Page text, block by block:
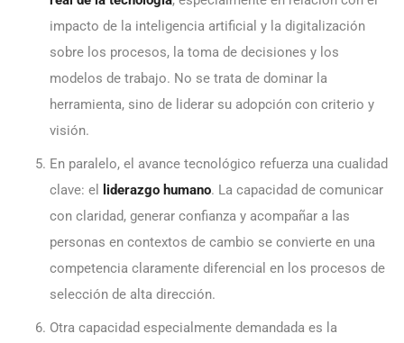
impacto de la inteligencia artificial y la digitalización
sobre los procesos, la toma de decisiones y los
modelos de trabajo. No se trata de dominar la
herramienta, sino de liderar su adopción con criterio y
visión.
En paralelo, el avance tecnológico refuerza una cualidad
clave: el
liderazgo humano. La capacidad de comunicar
con claridad, generar confianza y acompañar a las
personas en contextos de cambio se convierte en una
competencia claramente diferencial en los procesos de
selección de alta dirección.
Otra capacidad especialmente demandada es la